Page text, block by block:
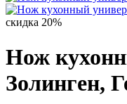
скидка 20%
Нож
Золинген,